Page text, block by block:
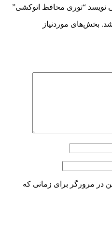
نویسد “توری محافظ اتوکشی”
بخش‌های موردنیاز
در مرورگر برای زمانی که